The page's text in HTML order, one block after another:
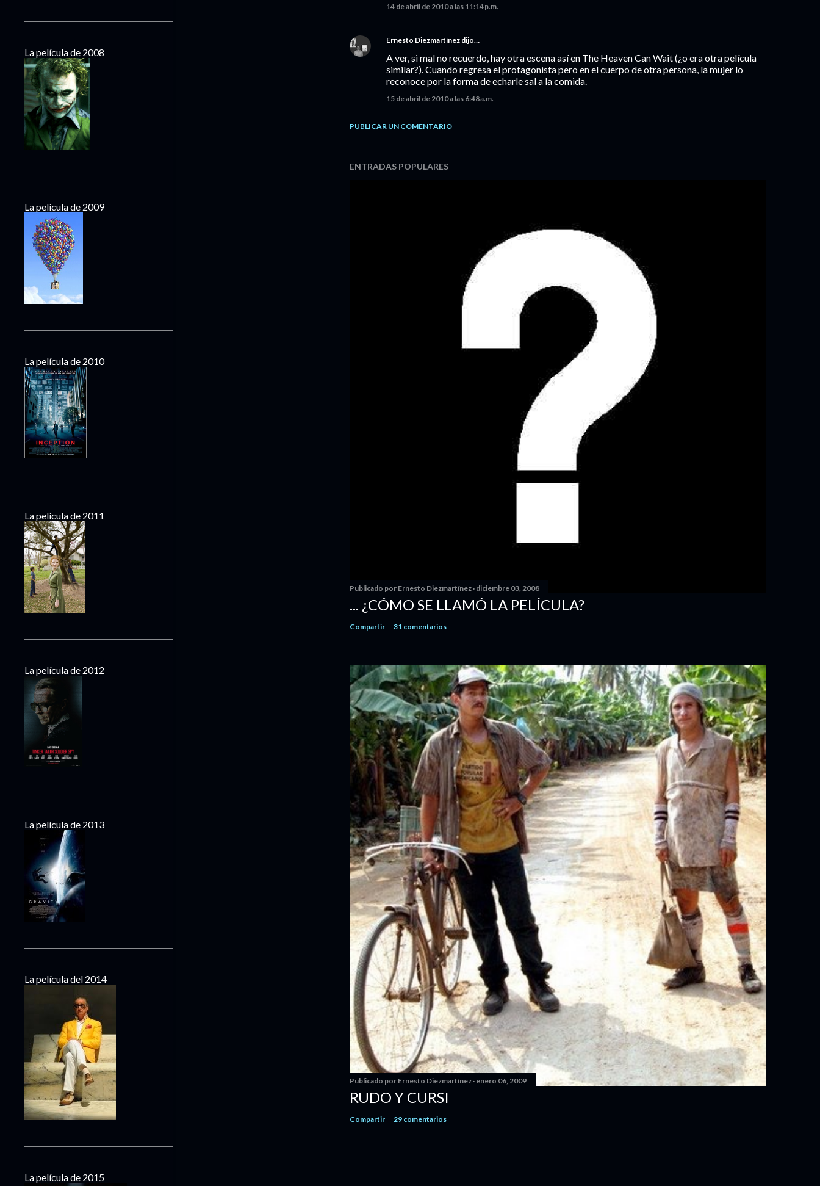
14 de abril de 2010 a las 11:14 p.m.
Ernesto Diezmartínez dijo…
A ver, si mal no recuerdo, hay otra escena así en The Heaven Can Wait (¿o era otra película
similar?). Cuando regresa el protagonista pero en el cuerpo de otra persona, la mujer lo
reconoce por la forma de echarle sal a la comida.
15 de abril de 2010 a las 6:48 a.m.
PUBLICAR UN COMENTARIO
ENTRADAS POPULARES
Publicado por Ernesto Diezmartínez diciembre 03, 2008
... ¿CÓMO SE LLAMÓ LA PELÍCULA?
Compartir 31 comentarios
Publicado por Ernesto Diezmartínez enero 06, 2009
RUDO Y CURSI
Compartir 29 comentarios
La película de 2008
La película de 2009
La película de 2010
La película de 2011
La película de 2012
La película de 2013
La película del 2014
La película de 2015